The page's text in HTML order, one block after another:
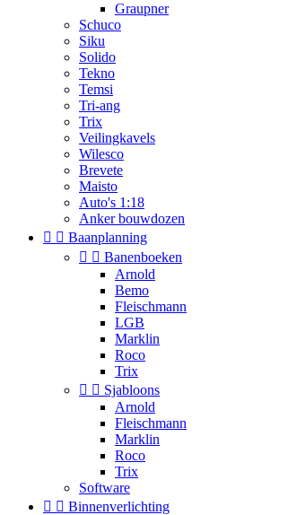
Graupner
Schuco
Siku
Solido
Tekno
Temsi
Tri-ang
Trix
Veilingkavels
Wilesco
Brevete
Maisto
Auto's 1:18
Anker bouwdozen
  Baanplanning
  Banenboeken
Arnold
Bemo
Fleischmann
LGB
Marklin
Roco
Trix
  Sjabloons
Arnold
Fleischmann
Marklin
Roco
Trix
Software
  Binnenverlichting